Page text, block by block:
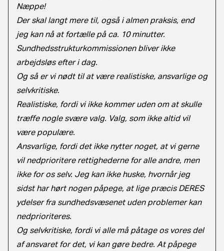
Næppe!
Der skal langt mere til, også i almen praksis, end
jeg kan nå at fortælle på ca. 10 minutter.
Sundhedsstrukturkommissionen bliver ikke
arbejdsløs efter i dag.
Og så er vi nødt til at være realistiske, ansvarlige og
selvkritiske.
Realistiske, fordi vi ikke kommer uden om at skulle
træffe nogle svære valg. Valg, som ikke altid vil
være populære.
Ansvarlige, fordi det ikke nytter noget, at vi gerne
vil nedprioritere rettighederne for alle andre, men
ikke for os selv. Jeg kan ikke huske, hvornår jeg
sidst har hørt nogen påpege, at lige præcis DERES
ydelser fra sundhedsvæsenet uden problemer kan
nedprioriteres.
Og selvkritiske, fordi vi alle må påtage os vores del
af ansvaret for det, vi kan gøre bedre. At påpege